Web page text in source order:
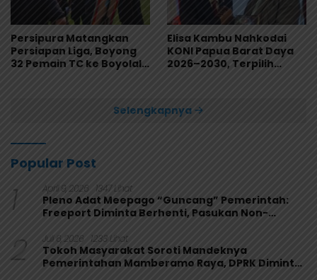
Persipura Matangkan
Persiapan Liga, Boyong
32 Pemain TC ke Boyolali
Elisa Kambu Nahkodai
KONI Papua Barat Daya
2026–2030, Terpilih
Selengkapnya
Popular Post
1 April 9, 2026 1347 Lihat
Pleno Adat Meepago “Guncang” Pemerintah:
Freeport Diminta Berhenti, Pasukan Non-
2 Juli 6, 2026 1233 Lihat
Tokoh Masyarakat Soroti Mandeknya
Pemerintahan Mamberamo Raya, DPRK Diminta